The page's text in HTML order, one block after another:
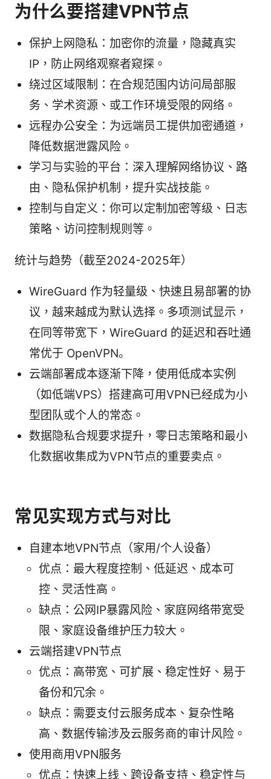
为什么要搭建VPN节点
保护上网隐私：加密你的流量，隐藏真实
IP，防止网络观察者窥探。
绕过区域限制：在合规范围内访问局部服
务、学术资源、或工作环境受限的网络。
远程办公安全：为远端员工提供加密通道，
降低数据泄露风险。
学习与实验的平台：深入理解网络协议、路
由、隐私保护机制，提升实战技能。
控制与自定义：你可以定制加密等级、日志
策略、访问控制规则等。
统计与趋势（截至2024-2025年）
WireGuard 作为轻量级、快速且易部署的协
议，越来越成为默认选择。多项测试显示，
在同等带宽下，WireGuard 的延迟和吞吐通
常优于 OpenVPN。
云端部署成本逐渐下降，使用低成本实例
（如低端VPS）搭建高可用VPN已经成为小
型团队或个人的常态。
数据隐私合规要求提升，零日志策略和最小
化数据收集成为VPN节点的重要卖点。
常见实现方式与对比
自建本地VPN节点（家用/个人设备）
优点：最大程度控制、低延迟、成本可
控、灵活性高。
缺点：公网IP暴露风险、家庭网络带宽受
限、家庭设备维护压力较大。
云端搭建VPN节点
优点：高带宽、可扩展、稳定性好、易于
备份和冗余。
缺点：需要支付云服务成本、复杂性略
高、数据传输涉及云服务商的审计风险。
使用商用VPN服务
优点：快速上线、跨设备支持、稳定性与